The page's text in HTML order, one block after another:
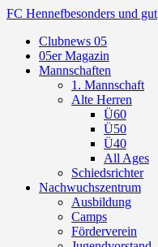
FC Hennefbesonders und gut
Clubnews 05
05er Magazin
Mannschaften
1. Mannschaft
Alte Herren
Ü60
Ü50
Ü40
All Ages
Schiedsrichter
Nachwuchszentrum
Ausbildung
Camps
Förderverein